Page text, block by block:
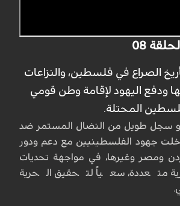
08
الصراع في فلسطين، والنزاعات
ودفع اليهود لإقامة وطن قومي
المحتلة.
سجل طويل من النضال المستمر ضد
جهود الفلسطينيين مع دعم ودور
ومصر وغيرها، في مواجهة تحديات
متعددة، سعياً لتحقيق الحرية